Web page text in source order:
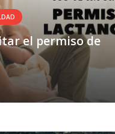
el permiso de